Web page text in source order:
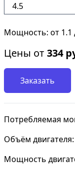
4.5
Мощность: от 1.1
Цены от334
Заказать
Потребляемая
Объём
Мощность